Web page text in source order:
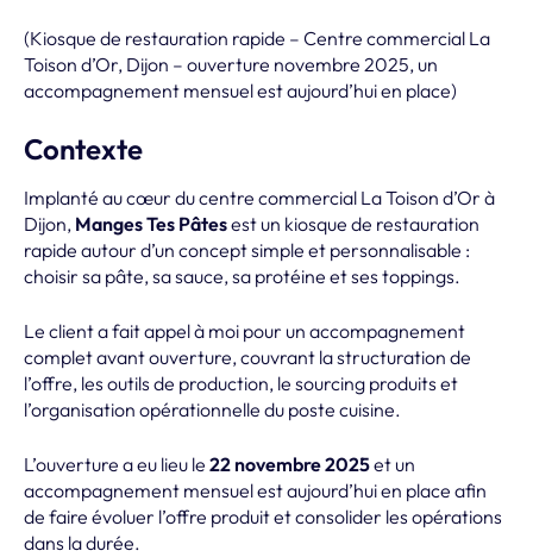
(Kiosque de restauration rapide – Centre commercial La
Toison d’Or, Dijon – ouverture novembre 2025, un
accompagnement mensuel est aujourd’hui en place)
Contexte
Implanté au cœur du centre commercial La Toison d’Or à
Dijon, Manges Tes Pâtesest un kiosque de restauration
rapide autour d’un concept simple et personnalisable :
choisir sa pâte, sa sauce, sa protéine et ses toppings.
Le client a fait appel à moi pour un accompagnement
complet avant ouverture, couvrant la structuration de
l’offre, les outils de production, le sourcing produits et
l’organisation opérationnelle du poste cuisine.
L’ouverture a eu lieu le 22 novembre 2025et un
accompagnement mensuel est aujourd’hui en place afin
de faire évoluer l’offre produit et consolider les opérations
dans la durée.